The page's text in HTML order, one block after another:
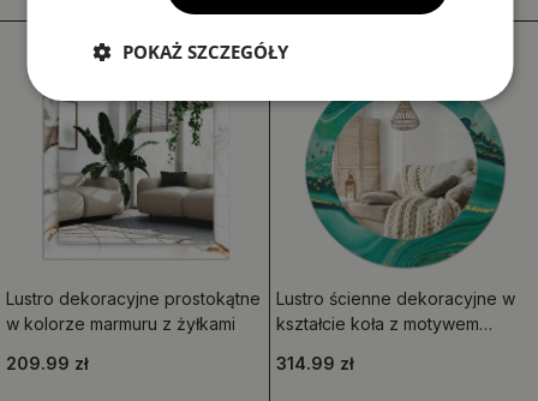
Lustro dekoracyjne prostokątne
w kolorze marmuru z żyłkami
209.99 zł
Lustro ścienne dekoracyjne w
kształcie koła z motywem
314.99 zł
POKAŻ SZCZEGÓŁY